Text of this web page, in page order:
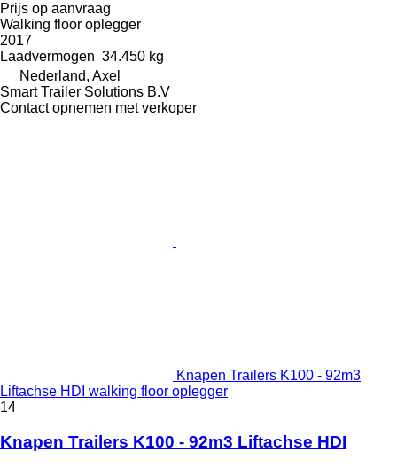
Prijs op aanvraag
Walking floor oplegger
2017
Laadvermogen 34.450 kg
Nederland, Axel
Smart Trailer Solutions B.V
Contact opnemen met verkoper
Knapen Trailers K100 - 92m3
Liftachse HDI walking floor oplegger
14
Knapen Trailers K100 - 92m3 Liftachse HDI